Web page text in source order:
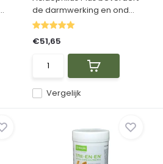
de darmwerking en ond...
Vergelijk
€51,65